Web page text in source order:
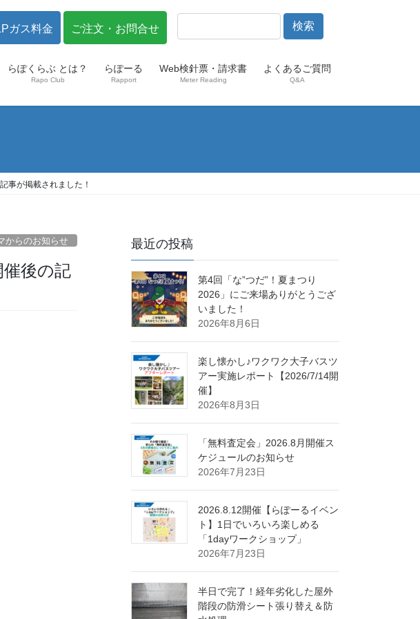
ガス料金 ご注文・お問合せ
らぽくらぶ とは？
Rapo Club
らぽーる
Rapport
Web検針票・請求書
Meter Reading
よくあるご質問
Q&A
事が掲載されました！
からのお知らせ 最近の投稿
第4回「な”つだ”！夏まつり
2026」にご来場ありがとうござ
いました！
2026年8月6日
楽し懐かし♪ワクワク大子バスツ
アー実施レポート【2026/7/14開
催】
2026年8月3日
「無料査定会」2026.8月開催ス
ケジュールのお知らせ
2026年7月23日
2026.8.12開催【らぽーるイベン
ト】1日でいろいろ楽しめる
「1dayワークショップ」
2026年7月23日
半日で完了！経年劣化した屋外
階段の防滑シート張り替え＆防